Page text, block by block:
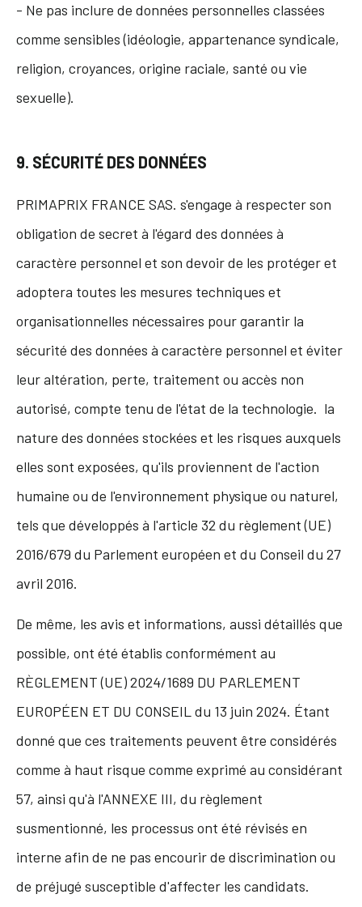
- Ne pas inclure de données personnelles classées
comme sensibles (idéologie, appartenance syndicale,
religion, croyances, origine raciale, santé ou vie
sexuelle).
9. SÉCURITÉ DES DONNÉES
PRIMAPRIX FRANCE SAS. s'engage à respecter son
obligation de secret à l'égard des données à
caractère personnel et son devoir de les protéger et
adoptera toutes les mesures techniques et
organisationnelles nécessaires pour garantir la
sécurité des données à caractère personnel et éviter
leur altération, perte, traitement ou accès non
autorisé, compte tenu de l'état de la technologie. la
nature des données stockées et les risques auxquels
elles sont exposées, qu'ils proviennent de l'action
humaine ou de l'environnement physique ou naturel,
tels que développés à l'article 32 du règlement (UE)
2016/679 du Parlement européen et du Conseil du 27
avril 2016.
De même, les avis et informations, aussi détaillés que
possible, ont été établis conformément au
RÈGLEMENT (UE) 2024/1689 DU PARLEMENT
EUROPÉEN ET DU CONSEIL du 13 juin 2024. Étant
donné que ces traitements peuvent être considérés
comme à haut risque comme exprimé au considérant
57, ainsi qu'à l'ANNEXE III, du règlement
susmentionné, les processus ont été révisés en
interne afin de ne pas encourir de discrimination ou
de préjugé susceptible d'affecter les candidats.